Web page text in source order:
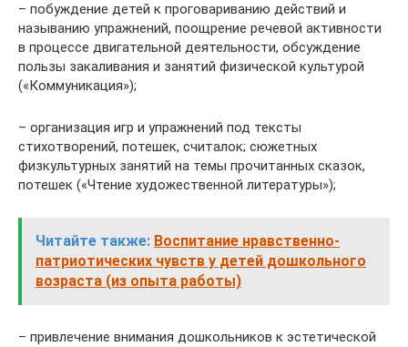
– побуждение детей к проговариванию действий и
называнию упражнений, поощрение речевой активности
в процессе двигательной деятельности, обсуждение
пользы закаливания и занятий физической культурой
(«Коммуникация»);
– организация игр и упражнений под тексты
стихотворений, потешек, считалок; сюжетных
физкультурных занятий на темы прочитанных сказок,
потешек («Чтение художественной литературы»);
Читайте также: Воспитание нравственно-
патриотических чувств у детей дошкольного
возраста (из опыта работы)
– привлечение внимания дошкольников к эстетической